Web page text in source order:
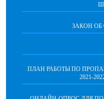
ЗАКОН ОБ
ПЛАН РАБОТЫ ПО
2021-